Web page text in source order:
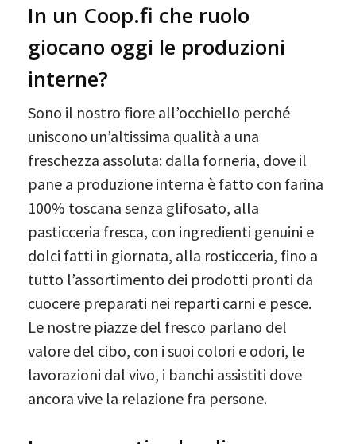
In un Coop.fi che ruolo
giocano oggi le produzioni
interne?
Sono il nostro fiore all’occhiello perché
uniscono un’altissima qualità a una
freschezza assoluta: dalla forneria, dove il
pane a produzione interna è fatto con farina
100% toscana senza glifosato, alla
pasticceria fresca, con ingredienti genuini e
dolci fatti in giornata, alla rosticceria, fino a
tutto l’assortimento dei prodotti pronti da
cuocere preparati nei reparti carni e pesce.
Le nostre piazze del fresco parlano del
valore del cibo, con i suoi colori e odori, le
lavorazioni dal vivo, i banchi assistiti dove
ancora vive la relazione fra persone.